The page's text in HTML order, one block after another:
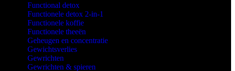
Functional detox
Functionele detox 2-in-1
Functionele koffie
Functionele theeën
Geheugen en concentratie
Gewichtsverlies
Gewrichten
Gewrichten & spieren